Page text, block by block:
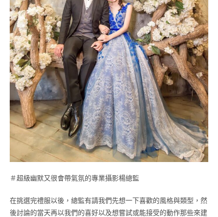
＃超級幽默又很會帶氣氛的專業攝影楊總監
在挑選完禮服以後，總監有請我們先想一下喜歡的風格與類型，然
後討論的當天再以我們的喜好以及想嘗試或能接受的動作那些來建